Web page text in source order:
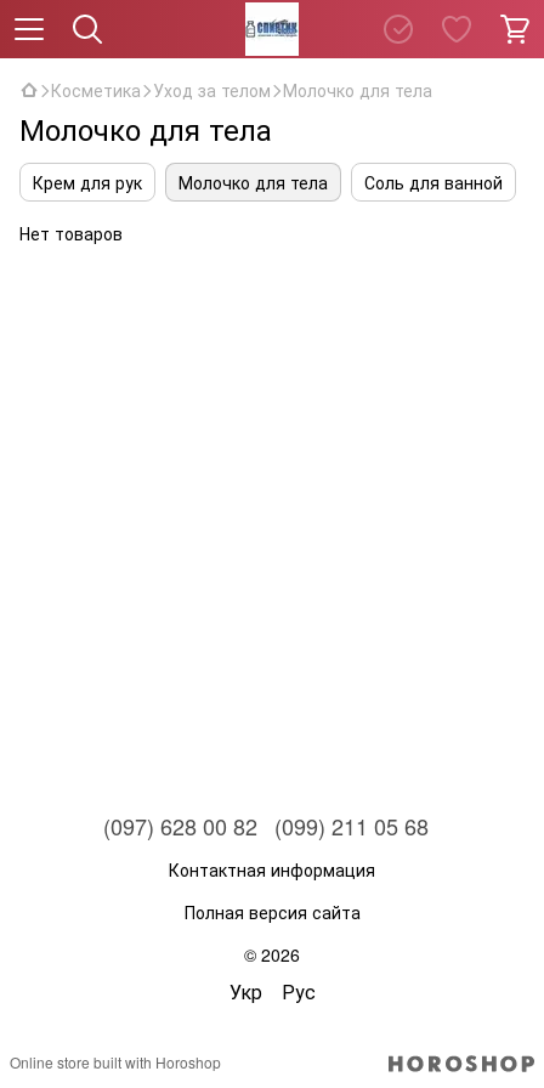
Косметика Уход за телом Молочко для тела
Молочко для тела
Крем для рук Молочко для тела Соль для ванной
Нет товаров
(097) 628 00 82 (099) 211 05 68
Контактная информация
Полная версия сайта
© 2026
Укр Рус
Online store built with Horoshop